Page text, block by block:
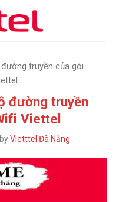
truyền của gói
đường truyền
Viettel
byVietttel Đà Nẵng